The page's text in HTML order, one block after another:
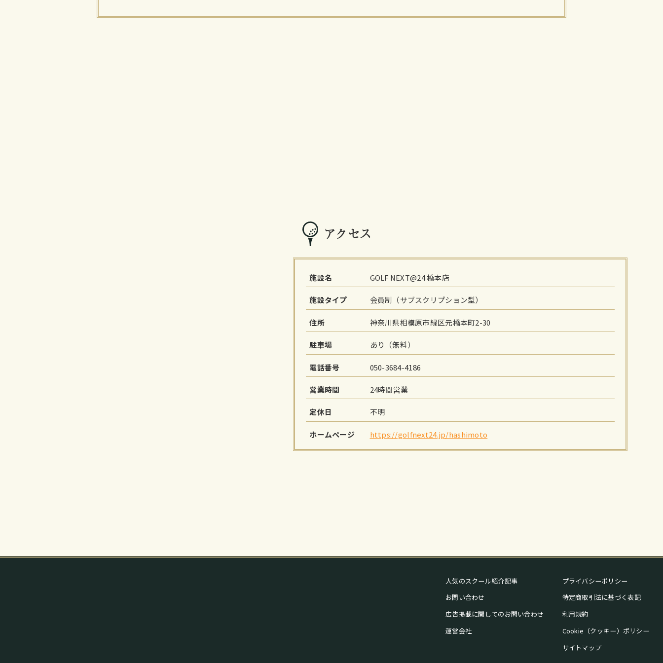
アクセス
施設名 GOLF NEXT@24 橋本店
施設タイプ 会員制（サブスクリプション型）
住所 神奈川県相模原市緑区元橋本町2-30
駐車場 あり（無料）
電話番号 050-3684-4186
営業時間 24時間営業
定休日 不明
ホームページ https://golfnext24.jp/hashimoto
人気のスクール紹介記事
お問い合わせ
広告掲載に関してのお問い合わせ
運営会社
プライバシーポリシー
特定商取引法に基づく表記
利用規約
Cookie（クッキー）ポリシー
サイトマップ